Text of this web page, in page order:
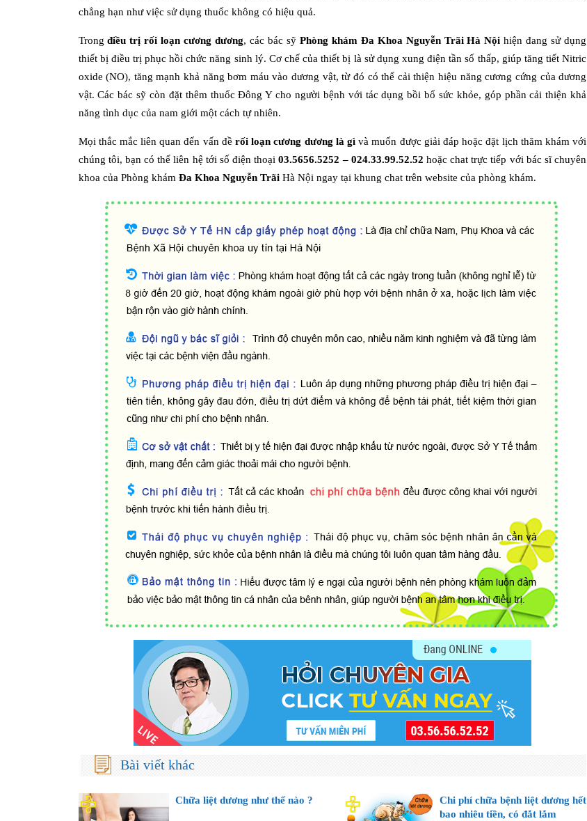
chẳng hạn như việc sử dụng thuốc không có hiệu quả.
Trongđiều trị rối loạn cương dương, các bác sỹ Phòng khám Đa Khoa Nguyễn Trãi Hà Nội hiện đang sử dụng
thiết bị điều trị phục hồi chức năng sinh lý. Cơ chế của thiết bị là sử dụng xung điện tần số thấp, giúp tăng tiết Nitric
oxide (NO), tăng mạnh khả năng bơm máu vào dương vật, từ đó có thể cải thiện hiệu năng cương cứng của dương
vật. Các bác sỹ còn đặt thêm thuốc Đông Y cho người bệnh với tác dụng bồi bổ sức khỏe, góp phần cải thiện khả
năng tình dục của nam giới một cách tự nhiên.
Mọi thắc mắc liên quan đến vấn đềrối loạn cương dương là gì và muốn được giải đáp hoặc đặt lịch thăm khám với
chúng tôi, bạn có thể liên hệ tới số điện thoại03.5656.5252 – 024.33.99.52.52 hoặc chat trực tiếp với bác sĩ chuyên
khoa của Phòng khám Đa Khoa Nguyễn TrãiHà Nội ngay tại khung chat trên website của phòng khám.
Bài viết khác
Chữa liệt dương như thế nào ?
Chi phí chữa bệnh liệt dương hết
bao nhiêu tiền, có đắt lắm